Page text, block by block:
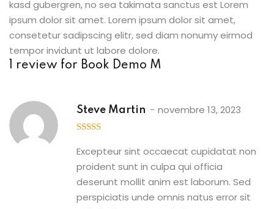
kasd gubergren, no sea takimata sanctus est Lorem
ipsum dolor sit amet. Lorem ipsum dolor sit amet,
consetetur sadipscing elitr, sed diam nonumy eirmod
tempor invidunt ut labore dolore.
1 review for Book Demo M
Steve Martin novembre 13, 2023
Excepteur sint occaecat cupidatat non
proident sunt in culpa qui officia
deserunt mollit anim est laborum. Sed
perspiciatis unde omnis natus error sit